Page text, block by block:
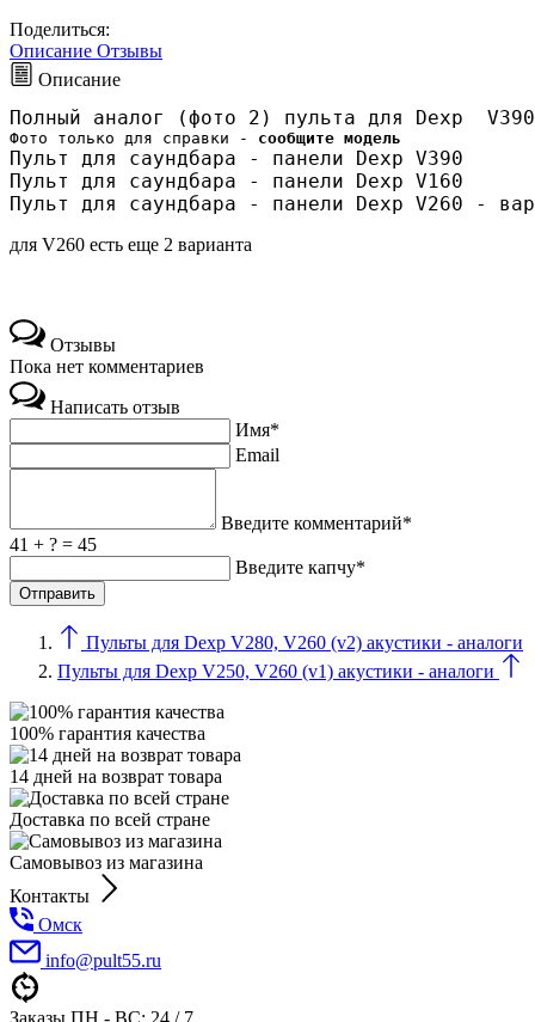
Поделиться:
Описание Отзывы
Описание
Полный аналог (фото 2) пульта для Dexp
Фото только для справки - сообщите модель
Пульт для саундбара - панели Dexp V390
Пульт для саундбара - панели Dexp V160
Пульт для саундбара - панели Dexp V260 -
для V260 есть еще 2 варианта
Отзывы
Пока нет комментариев
Написать отзыв
Имя*
Email
Введите комментарий*
41 + ? = 45
Введите капчу*
Пульты для Dexp V280, V260 (v2) акустики - аналоги
Пульты для Dexp V250, V260 (v1) акустики - аналоги
100% гарантия качества
14 дней на возврат товара
Доставка по всей стране
Самовывоз из магазина
Контакты
Омск
info@pult55.ru
Заказы ПН - ВС: 24 / 7